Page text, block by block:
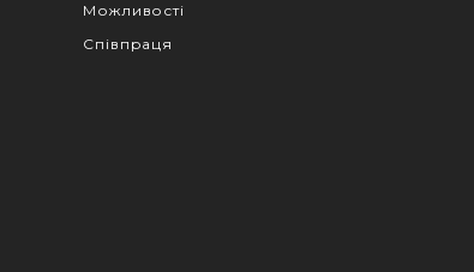
Можливості
Співпраця